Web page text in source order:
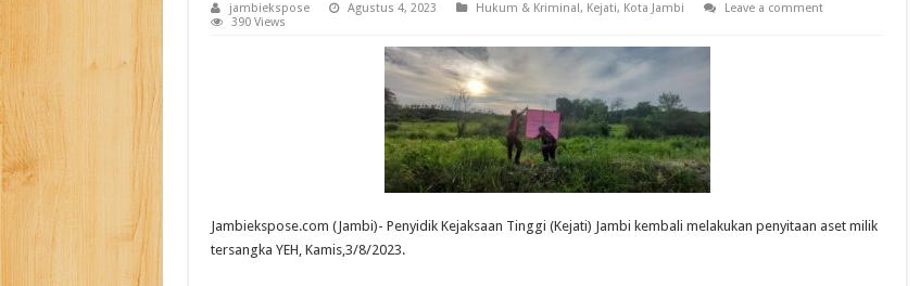
jambiekspose Agustus 4, 2023 Hukum & Kriminal, Kejati, Kota Jambi
Leave a comment
390 Views
Jambiekspose.com (Jambi)- Penyidik Kejaksaan Tinggi (Kejati) Jambi kembali melakukan penyitaan aset milik
tersangka YEH, Kamis,3/8/2023.